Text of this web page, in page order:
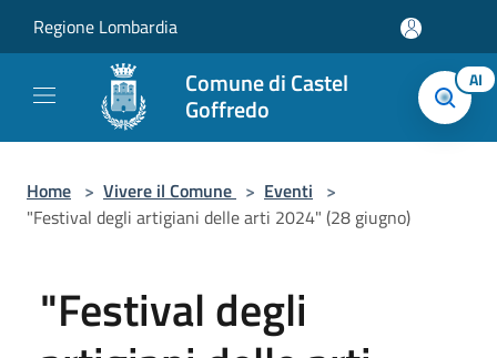
Regione Lombardia
Comune di Castel
Goffredo
AI
Home > Vivere il Comune > Eventi >
"Festival degli artigiani delle arti 2024" (28 giugno)
"Festival degli